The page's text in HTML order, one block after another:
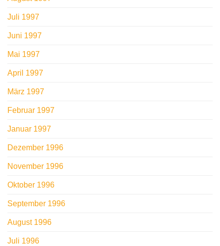
Juli 1997
Juni 1997
Mai 1997
April 1997
März 1997
Februar 1997
Januar 1997
Dezember 1996
November 1996
Oktober 1996
September 1996
August 1996
Juli 1996